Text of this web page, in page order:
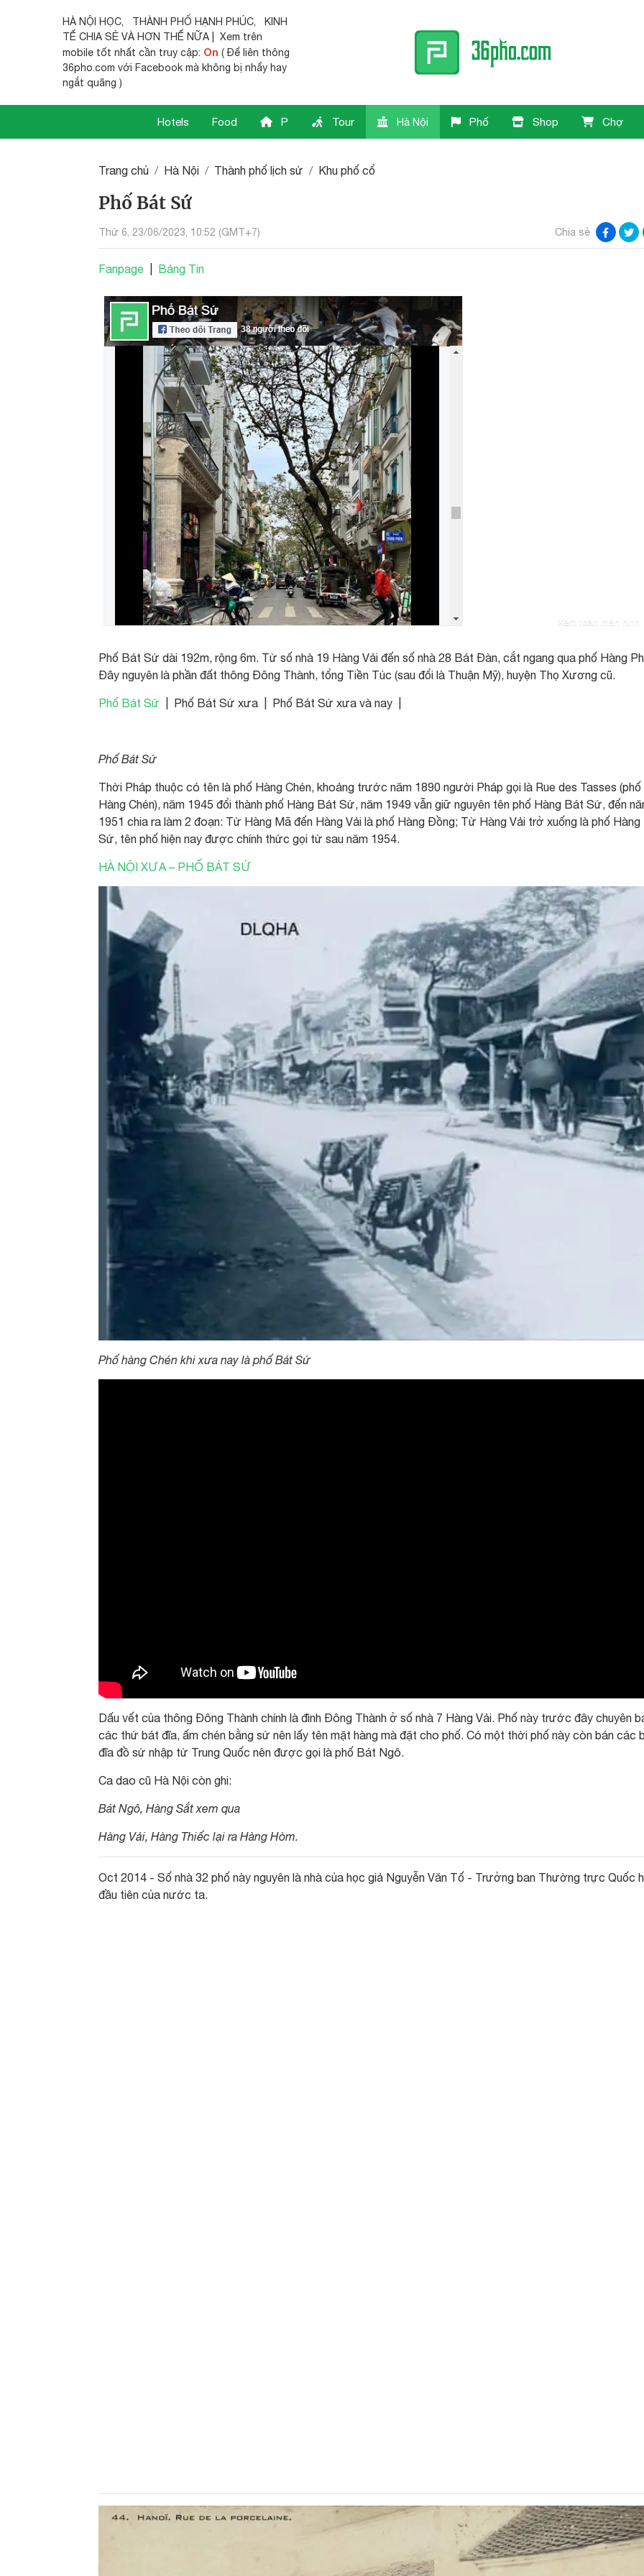
HÀ NỘI HỌC, THÀNH PHỐ HẠNH PHÚC,
KINH
TẾ CHIA SẺ VÀ HƠN THẾ NỮA | Xem trên
mobile tốt nhất cần truy cập: On ( Để liên thông
36pho.com với Facebook mà không bị nhẩy hay
ngắt quãng )
Hotels Food P Tour Hà Nội Phố Shop Chợ
Trang chủ Hà Nội Thành phố lịch sử Khu phố cổ
Phố Bát Sứ
Thứ 6, 23/06/2023, 10:52 (GMT+7) Chia sẻ
Fanpage Bảng Tin
Xem toàn màn hình
Phố Bát Sứ dài 192m, rộng 6m. Từ số nhà 19 Hàng Vải đến số nhà 28 Bát Đàn, cắt ngang qua phố Hàng
Đây nguyên là phần đất thông Đông Thành, tổng Tiền Túc (sau đổi là Thuận Mỹ), huyện Thọ Xương cũ.
Phố Bát Sứ | Phố Bát Sứ xưa | Phố Bát Sứ xưa và nay |
Phố Bát Sứ
Thời Pháp thuộc có tên là phố Hàng Chén, khoảng trước năm 1890 người Pháp gọi là Rue des Tasses (phố
Hàng Chén), năm 1945 đổi thành phố Hàng Bát Sứ, năm 1949 vẫn giữ nguyên tên phố Hàng Bát Sứ, đến
1951 chia ra làm 2 đoạn: Từ Hàng Mã đến Hàng Vải là phố Hàng Đồng; Từ Hàng Vải trở xuống là phố
Sứ, tên phố hiện nay được chính thức gọi từ sau năm 1954.
HÀ NỘI XƯA – PHỐ BÁT SỨ
Phố hàng Chén khi xưa nay là phố Bát Sứ
Dấu vết của thông Đông Thành chính là đình Đông Thành ở số nhà 7 Hàng Vải. Phố này trước đây chuyên
các thứ bát đĩa, ấm chén bằng sứ nên lấy tên mặt hàng mà đặt cho phố. Có một thời phố này còn bán các
đĩa đồ sứ nhập từ Trung Quốc nên được gọi là phố Bát Ngô.
Ca dao cũ Hà Nội còn ghi:
Bát Ngô, Hàng Sắt xem qua
Hàng Vải, Hàng Thiếc lại ra Hàng Hòm.
Oct 2014 - Số nhà 32 phố này nguyên là nhà của học giả Nguyễn Văn Tố - Trưởng ban Thường trực Quốc
đầu tiên của nước ta.